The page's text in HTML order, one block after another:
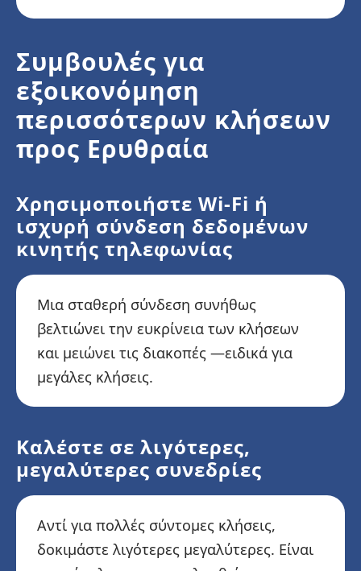
Συμβουλές για
εξοικονόμηση
περισσότερων κλήσεων
προς Ερυθραία
Χρησιμοποιήστε Wi-Fi ή
ισχυρή σύνδεση δεδομένων
κινητής τηλεφωνίας
Μια σταθερή σύνδεση συνήθως
βελτιώνει την ευκρίνεια των κλήσεων
και μειώνει τις διακοπές —ειδικά για
μεγάλες κλήσεις.
Καλέστε σε λιγότερες,
μεγαλύτερες συνεδρίες
Αντί για πολλές σύντομες κλήσεις,
δοκιμάστε λιγότερες μεγαλύτερες. Είναι